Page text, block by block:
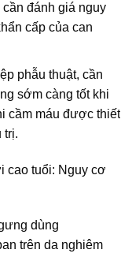
cần đánh giá nguy
cấp của can
phẫu thuật, cần
sớm càng tốt khi
cầm máu được thiết
trị.
cao tuổi: Nguy cơ
dùng
trên da nghiêm